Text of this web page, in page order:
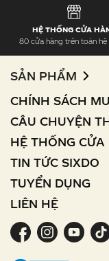
HỆ THỐNG CỬA
80 cửa hàng trên toàn hệ
SẢN PHẨM
CHÍNH SÁCH
CÂU CHUYỆN
HỆ THỐNG CỬA
TIN TỨC SIXDO
TUYỂN DỤNG
LIÊN HỆ